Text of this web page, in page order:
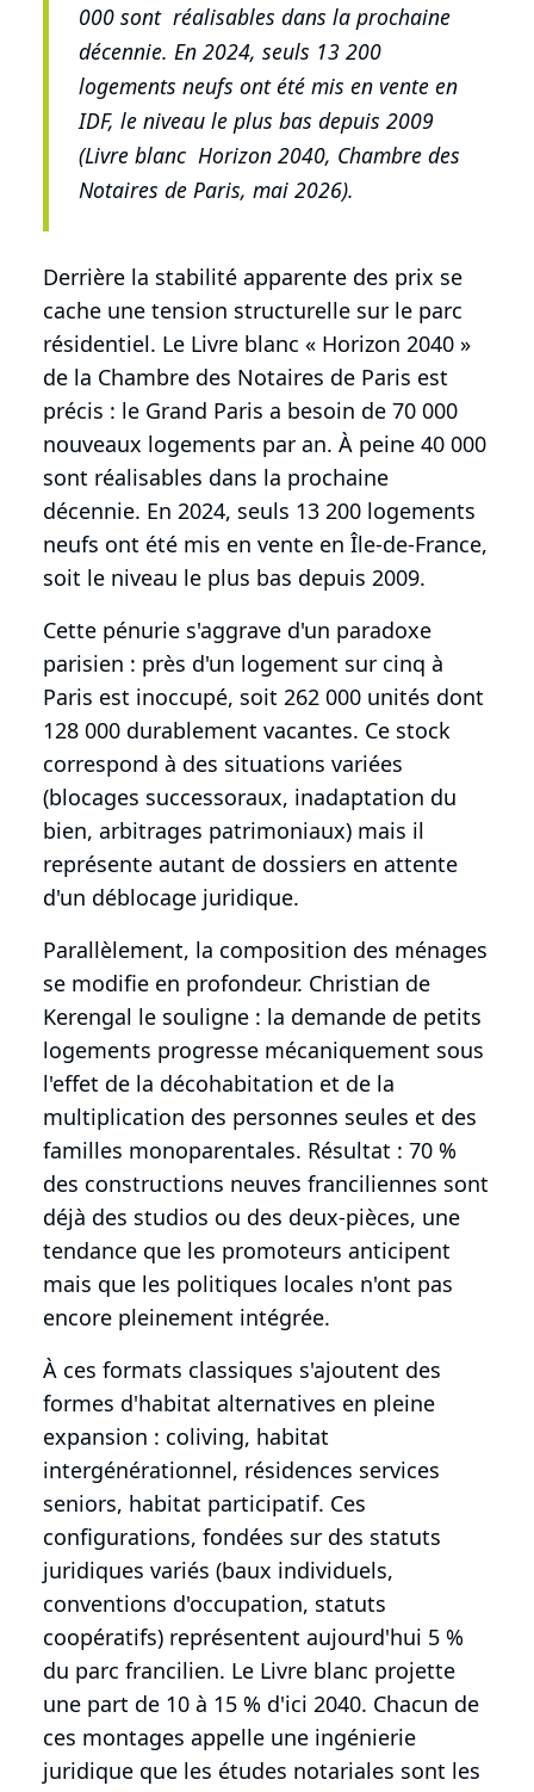
000 sont réalisables dans la prochaine
décennie. En 2024, seuls 13 200
logements neufs ont été mis en vente en
IDF, le niveau le plus bas depuis 2009
(Livre blanc Horizon 2040, Chambre des
Notaires de Paris, mai 2026).
Derrière la stabilité apparente des prix se
cache une tension structurelle sur le parc
résidentiel. Le Livre blanc « Horizon 2040 »
de la Chambre des Notaires de Paris est
précis : le Grand Paris a besoin de 70 000
nouveaux logements par an. À peine 40 000
sont réalisables dans la prochaine
décennie. En 2024, seuls 13 200 logements
neufs ont été mis en vente en Île-de-France,
soit le niveau le plus bas depuis 2009.
Cette pénurie s'aggrave d'un paradoxe
parisien : près d'un logement sur cinq à
Paris est inoccupé, soit 262 000 unités dont
128 000 durablement vacantes. Ce stock
correspond à des situations variées
(blocages successoraux, inadaptation du
bien, arbitrages patrimoniaux) mais il
représente autant de dossiers en attente
d'un déblocage juridique.
Parallèlement, la composition des ménages
se modifie en profondeur. Christian de
Kerengal le souligne : la demande de petits
logements progresse mécaniquement sous
l'effet de la décohabitation et de la
multiplication des personnes seules et des
familles monoparentales. Résultat : 70 %
des constructions neuves franciliennes sont
déjà des studios ou des deux-pièces, une
tendance que les promoteurs anticipent
mais que les politiques locales n'ont pas
encore pleinement intégrée.
À ces formats classiques s'ajoutent des
formes d'habitat alternatives en pleine
expansion : coliving, habitat
intergénérationnel, résidences services
seniors, habitat participatif. Ces
configurations, fondées sur des statuts
juridiques variés (baux individuels,
conventions d'occupation, statuts
coopératifs) représentent aujourd'hui 5 %
du parc francilien. Le Livre blanc projette
une part de 10 à 15 % d'ici 2040. Chacun de
ces montages appelle une ingénierie
juridique que les études notariales sont les